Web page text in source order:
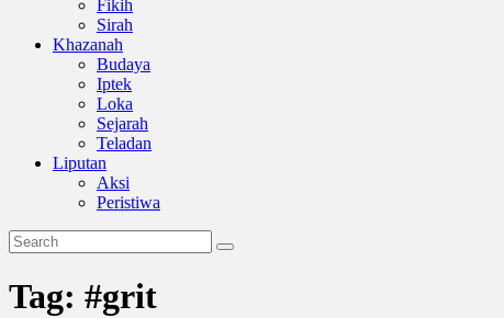
Fikih
Sirah
Khazanah
Budaya
Iptek
Loka
Sejarah
Teladan
Liputan
Aksi
Peristiwa
Tag: #grit